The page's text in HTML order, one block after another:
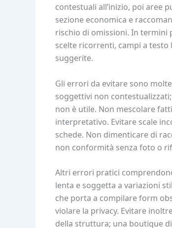
contestuali all’inizio, poi aree
sezione economica e
rischio di omissioni. In termini
scelte ricorrenti, campi a
suggerite.
Gli errori da evitare sono
soggettivi non
non è utile. Non mescolare
interpretativo. Evitare scale
schede. Non dimenticare di
non conformità senza foto o
Altri errori pratici
lenta e soggetta a variazioni
che porta a compilare form
violare la privacy. Evitare
della struttura; una boutique